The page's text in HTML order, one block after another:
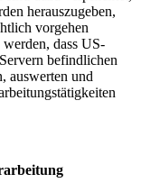
herauszugeben,
vorgehen
dass US-
befindlichen
auswerten und